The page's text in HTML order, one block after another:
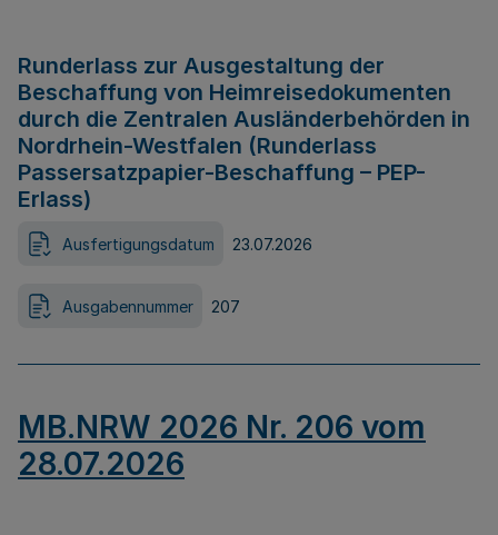
Runderlass zur Ausgestaltung der
Beschaffung von Heimreisedokumenten
durch die Zentralen Ausländerbehörden in
Nordrhein-Westfalen (Runderlass
Passersatzpapier-Beschaffung – PEP-
Erlass)
Ausfertigungsdatum 23.07.2026
Ausgabennummer 207
MB.NRW 2026 Nr. 206 vom
28.07.2026